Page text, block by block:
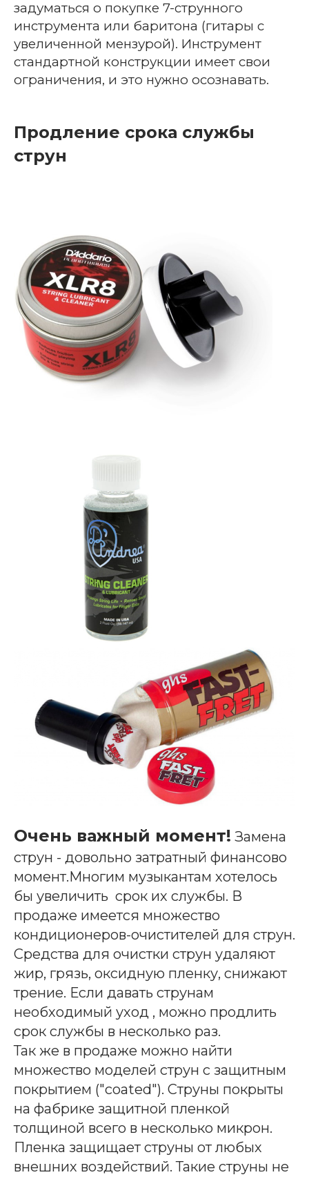
задуматься о покупке 7-струнного
инструмента или баритона (гитары с
увеличенной мензурой). Инструмент
стандартной конструкции имеет свои
ограничения, и это нужно осознавать.
Продление срока службы
струн
Очень важный момент! Замена
струн - довольно затратный финансово
момент.Многим музыкантам хотелось
бы увеличить срок их службы. В
продаже имеется множество
кондиционеров-очистителей для струн.
Средства для очистки струн удаляют
жир, грязь, оксидную пленку, снижают
трение. Если давать струнам
необходимый уход , можно продлить
срок службы в несколько раз.
Так же в продаже можно найти
множество моделей струн с защитным
покрытием ("coated"). Струны покрыты
на фабрике защитной пленкой
толщиной всего в несколько микрон.
Пленка защищает струны от любых
внешних воздействий. Такие струны не